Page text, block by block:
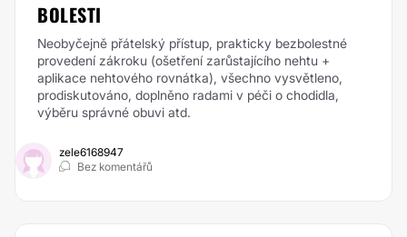
BOLESTI
Neobyčejně přátelský přístup, prakticky bezbolestné
provedení zákroku (ošetření zarůstajícího nehtu +
aplikace nehtového rovnátka), všechno vysvětleno,
prodiskutováno, doplněno radami v péči o chodidla,
výběru správné obuvi atd.
zele6168947
Bez komentářů